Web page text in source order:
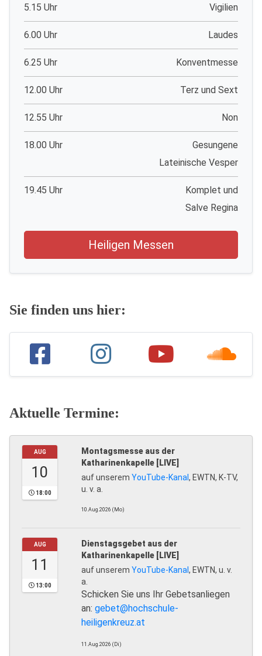
5.15 Uhr Vigilien
6.00 Uhr Laudes
6.25 Uhr Konventmesse
12.00 Uhr Terz und Sext
12.55 Uhr Non
18.00 Uhr
Gesungene
Lateinische Vesper
19.45 Uhr
Komplet und
Salve Regina
Heiligen Messen
Sie finden uns hier:
Aktuelle Termine:
AUG
10
18:00
Montagsmesse aus der
Katharinenkapelle [LIVE]
auf unserem YouTube-Kanal, EWTN, K-TV,
u. v. a.
10.Aug.2026 (Mo)
AUG
11
13:00
Dienstagsgebet aus der
Katharinenkapelle [LIVE]
auf unserem YouTube-Kanal, EWTN, u. v.
a.
Schicken Sie uns Ihr Gebetsanliegen
an: gebet@hochschule-
heiligenkreuz.at
11.Aug.2026 (Di)